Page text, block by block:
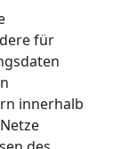
für
innerhalb